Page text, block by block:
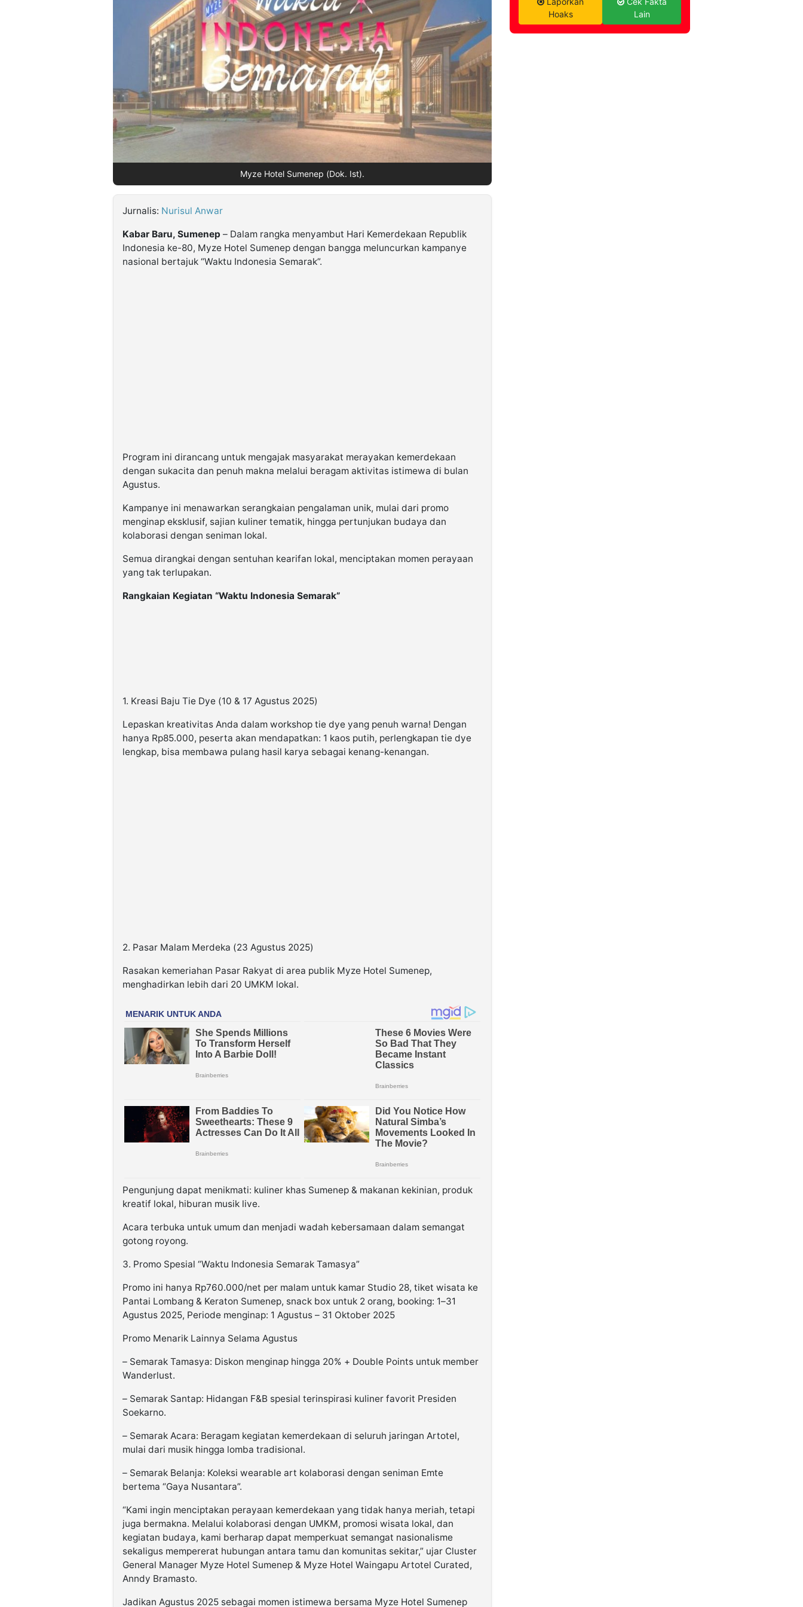
Myze Hotel Sumenep (Dok. Ist).
Jurnalis: Nurisul Anwar
Kabar Baru, Sumenep – Dalam rangka menyambut Hari Kemerdekaan Republik
Indonesia ke-80, Myze Hotel Sumenep dengan bangga meluncurkan kampanye
nasional bertajuk “Waktu Indonesia Semarak”.
Program ini dirancang untuk mengajak masyarakat merayakan kemerdekaan
dengan sukacita dan penuh makna melalui beragam aktivitas istimewa di bulan
Agustus.
Kampanye ini menawarkan serangkaian pengalaman unik, mulai dari promo
menginap eksklusif, sajian kuliner tematik, hingga pertunjukan budaya dan
kolaborasi dengan seniman lokal.
Semua dirangkai dengan sentuhan kearifan lokal, menciptakan momen perayaan
yang tak terlupakan.
Rangkaian Kegiatan “Waktu Indonesia Semarak”
1. Kreasi Baju Tie Dye (10 & 17 Agustus 2025)
Lepaskan kreativitas Anda dalam workshop tie dye yang penuh warna! Dengan
hanya Rp85.000, peserta akan mendapatkan: 1 kaos putih, perlengkapan tie dye
lengkap, bisa membawa pulang hasil karya sebagai kenang-kenangan.
2. Pasar Malam Merdeka (23 Agustus 2025)
Rasakan kemeriahan Pasar Rakyat di area publik Myze Hotel Sumenep,
menghadirkan lebih dari 20 UMKM lokal.
Pengunjung dapat menikmati: kuliner khas Sumenep & makanan kekinian, produk
kreatif lokal, hiburan musik live.
Acara terbuka untuk umum dan menjadi wadah kebersamaan dalam semangat
gotong royong.
3. Promo Spesial “Waktu Indonesia Semarak Tamasya”
Promo ini hanya Rp760.000/net per malam untuk kamar Studio 28, tiket wisata ke
Pantai Lombang & Keraton Sumenep, snack box untuk 2 orang, booking: 1–31
Agustus 2025, Periode menginap: 1 Agustus – 31 Oktober 2025
Promo Menarik Lainnya Selama Agustus
– Semarak Tamasya: Diskon menginap hingga 20% + Double Points untuk member
Wanderlust.
– Semarak Santap: Hidangan F&B spesial terinspirasi kuliner favorit Presiden
Soekarno.
– Semarak Acara: Beragam kegiatan kemerdekaan di seluruh jaringan Artotel,
mulai dari musik hingga lomba tradisional.
– Semarak Belanja: Koleksi wearable art kolaborasi dengan seniman Emte
bertema “Gaya Nusantara”.
“Kami ingin menciptakan perayaan kemerdekaan yang tidak hanya meriah, tetapi
juga bermakna. Melalui kolaborasi dengan UMKM, promosi wisata lokal, dan
kegiatan budaya, kami berharap dapat memperkuat semangat nasionalisme
sekaligus mempererat hubungan antara tamu dan komunitas sekitar,” ujar Cluster
General Manager Myze Hotel Sumenep & Myze Hotel Waingapu Artotel Curated,
Anndy Bramasto.
Jadikan Agustus 2025 sebagai momen istimewa bersama Myze Hotel Sumenep
Hoaks
Lain